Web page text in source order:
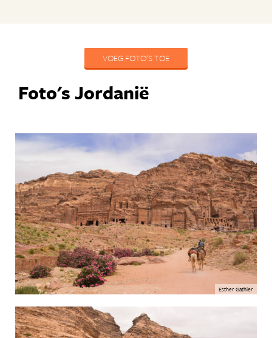
VOEG FOTO'S TOE
Foto's Jordanië
Esther Gathier